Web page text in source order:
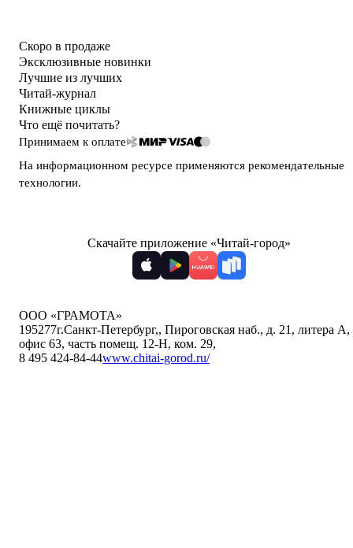
Скоро в продаже
Эксклюзивные новинки
Лучшие из лучших
Читай-журнал
Книжные циклы
Что ещё почитать?
Принимаем к оплате
На информационном ресурсе применяются рекомендательные
технологии.
Скачайте приложение «Читай-город»
ООО «ГРАМОТА»
195277г.Санкт-Петербург,, Пироговская наб., д. 21, литера А,
офис 63, часть помещ. 12-Н, ком. 29,
8 495 424-84-44www.chitai-gorod.ru/